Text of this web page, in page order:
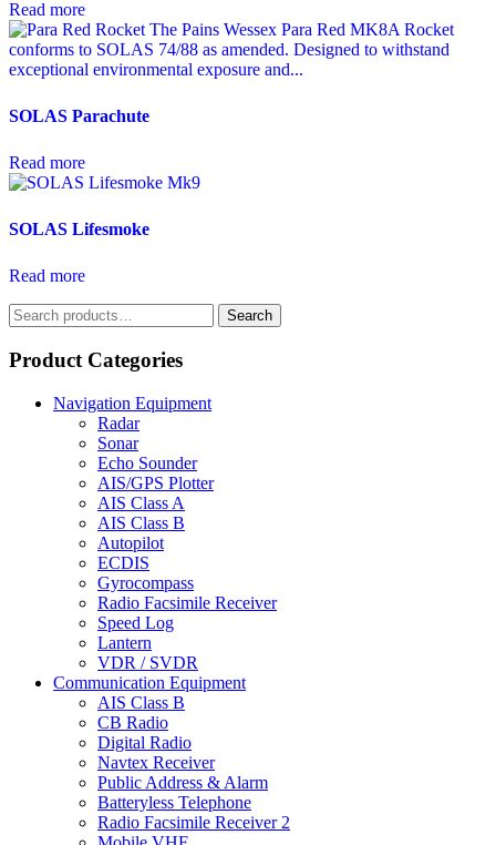
Read more
SOLAS Parachute
Read more
SOLAS Lifesmoke
Read more
Search
for:
Search
Product Categories
Navigation Equipment
Radar
Sonar
Echo Sounder
AIS/GPS Plotter
AIS Class A
AIS Class B
Autopilot
ECDIS
Gyrocompass
Radio Facsimile Receiver
Speed Log
Lantern
VDR / SVDR
Communication Equipment
AIS Class B
CB Radio
Digital Radio
Navtex Receiver
Public Address & Alarm
Batteryless Telephone
Radio Facsimile Receiver 2